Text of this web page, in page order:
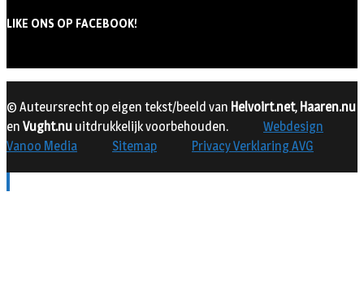
LIKE ONS OP FACEBOOK!
© Auteursrecht op eigen tekst/beeld van Helvoirt.net, Haaren.nu
en Vught.nu uitdrukkelijk voorbehouden.
Webdesign
Vanoo Media
Sitemap Privacy Verklaring AVG